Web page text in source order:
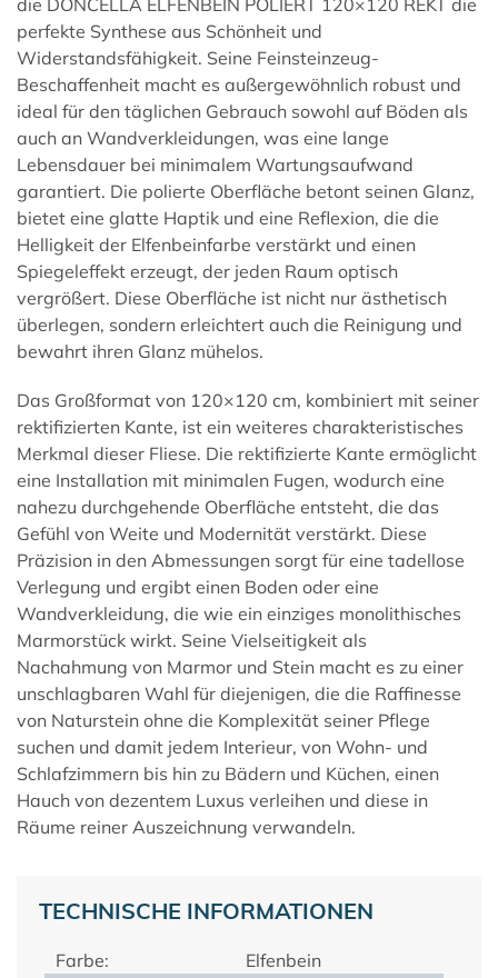
perfekte Synthese aus Schönheit und
Widerstandsfähigkeit. Seine Feinsteinzeug-
Beschaffenheit macht es außergewöhnlich robust und
ideal für den täglichen Gebrauch sowohl auf Böden als
auch an Wandverkleidungen, was eine lange
Lebensdauer bei minimalem Wartungsaufwand
garantiert. Die polierte Oberfläche betont seinen Glanz,
bietet eine glatte Haptik und eine Reflexion, die die
Helligkeit der Elfenbeinfarbe verstärkt und einen
Spiegeleffekt erzeugt, der jeden Raum optisch
vergrößert. Diese Oberfläche ist nicht nur ästhetisch
überlegen, sondern erleichtert auch die Reinigung und
bewahrt ihren Glanz mühelos.
Das Großformat von 120×120 cm, kombiniert mit seiner
rektifizierten Kante, ist ein weiteres charakteristisches
Merkmal dieser Fliese. Die rektifizierte Kante ermöglicht
eine Installation mit minimalen Fugen, wodurch eine
nahezu durchgehende Oberfläche entsteht, die das
Gefühl von Weite und Modernität verstärkt. Diese
Präzision in den Abmessungen sorgt für eine tadellose
Verlegung und ergibt einen Boden oder eine
Wandverkleidung, die wie ein einziges monolithisches
Marmorstück wirkt. Seine Vielseitigkeit als
Nachahmung von Marmor und Stein macht es zu einer
unschlagbaren Wahl für diejenigen, die die Raffinesse
von Naturstein ohne die Komplexität seiner Pflege
suchen und damit jedem Interieur, von Wohn- und
Schlafzimmern bis hin zu Bädern und Küchen, einen
Hauch von dezentem Luxus verleihen und diese in
Räume reiner Auszeichnung verwandeln.
TECHNISCHE INFORMATIONEN
Farbe:
Elfenbein